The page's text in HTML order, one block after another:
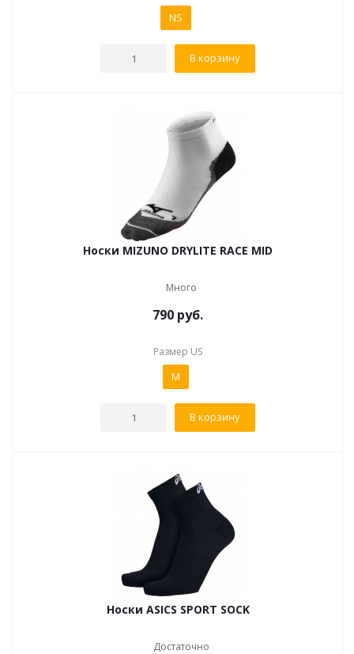
NS
В корзину
Носки MIZUNO DRYLITE RACE MID
Много
790 руб.
Размер US
M
В корзину
Носки ASICS SPORT SOCK
Достаточно